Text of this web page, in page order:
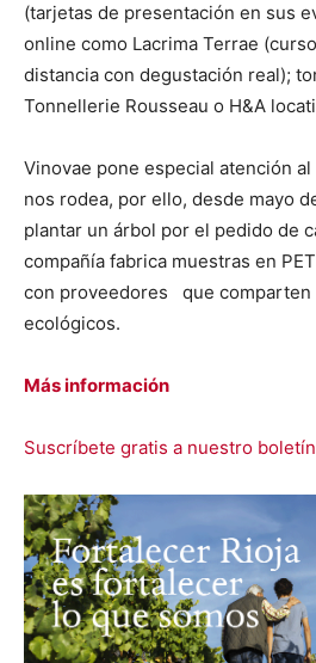
(tarjetas de presentación en sus
online como Lacrima Terrae
distancia con degustación real);
Tonnellerie Rousseau o H&A
Vinovae pone especial atención
nos rodea, por ello, desde mayo
plantar un árbol por el pedido de
compañía fabrica muestras en
con proveedores que comparten
ecológicos.
Más información
Suscríbete gratis a nuestro